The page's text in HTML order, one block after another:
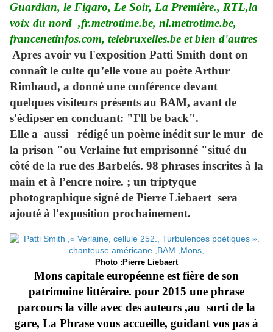
Guardian, le Figaro, Le Soir, La Première., RTL,la
voix du nord ,fr.metrotime.be, nl.metrotime.be,
francenetinfos.com, telebruxelles.be et bien d'autres
Apres avoir vu l'exposition Patti Smith dont on
connaît le culte qu’elle voue au poète Arthur
Rimbaud, a donné une conférence devant
quelques visiteurs présents au BAM, avant de
s'éclipser en concluant: "I'll be back".
Elle a aussi rédigé un poème inédit sur le mur de
la prison "ou Verlaine fut emprisonné "situé du
côté de la rue des Barbelés. 98 phrases inscrites à la
main et à l’encre noire. ; un triptyque
photographique signé de Pierre Liebaert sera
ajouté à l'exposition prochainement.
Photo :Pierre Liebaert
Mons capitale européenne est fière de son
patrimoine littéraire. pour 2015 une phrase
parcours la ville avec des auteurs ,au sorti de la
gare, La Phrase vous accueille, guidant vos pas à